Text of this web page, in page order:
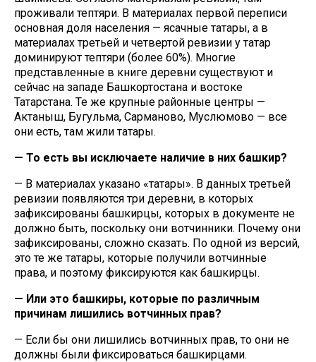
проживали тептяри. В материалах первой переписи
основная доля населения — ясачные татары, а в
материалах третьей и четвертой ревизии у татар
доминируют тептяри (более 60%). Многие
представленные в книге деревни существуют и
сейчас на западе Башкортостана и востоке
Татарстана. Те же крупные районные центры —
Актаныш, Бугульма, Сарманово, Муслюмово — все
они есть, там жили татары.
— То есть вы исключаете наличие в них башкир?
— В материалах указано «татары». В данных третьей
ревизии появляются три деревни, в которых
зафиксированы башкирцы, которых в документе не
должно быть, поскольку они вотчинники. Почему они
зафиксированы, сложно сказать. По одной из версий,
это те же татары, которые получили вотчинные
права, и поэтому фиксируются как башкирцы.
— Или это башкиры, которые по различным
причинам лишились вотчинных прав?
— Если бы они лишились вотчинных прав, то они не
должны были фиксироваться башкирцами.